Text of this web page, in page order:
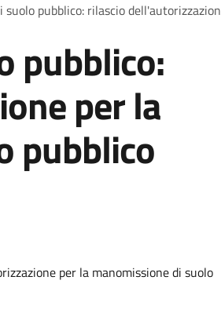
suolo pubblico: rilascio
pubblico:
per la
pubblico
per la manomissione di suolo